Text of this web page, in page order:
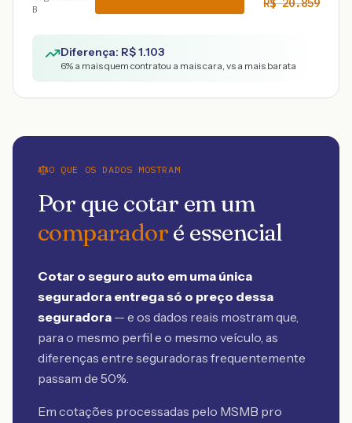
B
R$20.859
Diferença: R$1.103
6% a mais quem contratou a mais cara, vs a mais barata
O QUE OS DADOS MOSTRAM
Por que cotar em um
comparadoré essencial
Cotar o seguro auto em uma única
seguradora entrega só o preço dessa
seguradora — e os dados reais mostram que,
para o mesmo perfil e o mesmo veículo, as
diferenças entre seguradoras frequentemente
passam de 50%.
Em cotações processadas pelo MSMB pro